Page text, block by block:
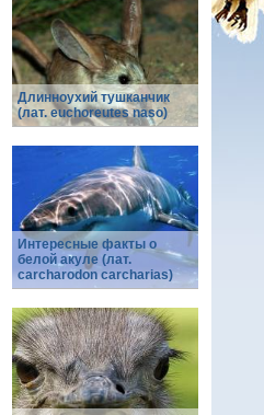
Длинноухий тушканчик
(лат. euchoreutes naso)
Интересные факты о
белой акуле (лат.
carcharodon carcharias)